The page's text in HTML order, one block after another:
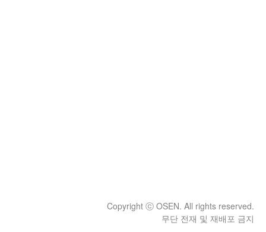
Copyright ⓒ OSEN. All rights reserved.
무단 전재 및 재배포 금지